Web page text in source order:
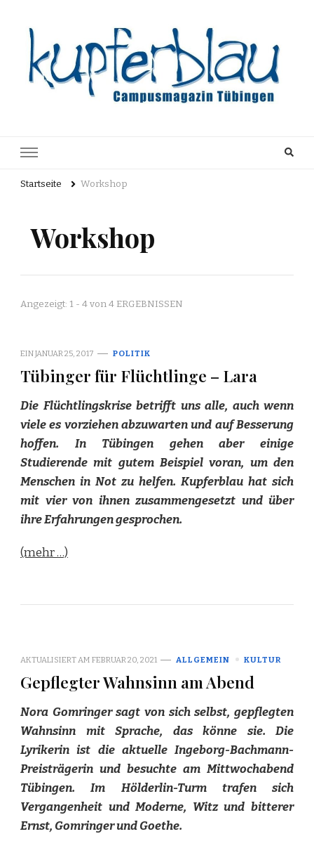
Archiv
Startseite Workshop
Workshop
Angezeigt: 1 - 4 von 4 ERGEBNISSEN
EINJANUAR 25, 2017 POLITIK
Tübinger für Flüchtlinge – Lara
Die Flüchtlingskrise betrifft uns alle, auch wenn
viele es vorziehen abzuwarten und auf Besserung
hoffen. In Tübingen gehen aber einige
Studierende mit gutem Beispiel voran, um den
Menschen in Not zu helfen. Kupferblau hat sich
mit vier von ihnen zusammengesetzt und über
ihre Erfahrungen gesprochen.
(mehr …)
AKTUALISIERT AM FEBRUAR 20, 2021 ALLGEMEIN KULTUR
Gepflegter Wahnsinn am Abend
Nora Gomringer sagt von sich selbst, gepflegten
Wahnsinn mit Sprache, das könne sie. Die
Lyrikerin ist die aktuelle Ingeborg-Bachmann-
Preisträgerin und besuchte am Mittwochabend
Tübingen. Im Hölderlin-Turm trafen sich
Vergangenheit und Moderne, Witz und bitterer
Ernst, Gomringer und Goethe.